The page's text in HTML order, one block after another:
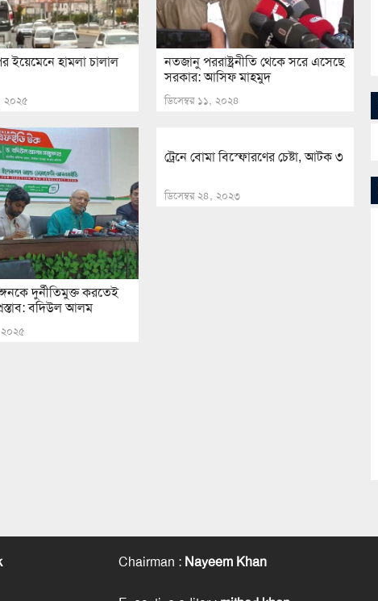
ইয়েমেনে হামলা চালাল
২০২৫
নতজানু পররাষ্ট্রনীতি থেকে সরে এসেছে
সরকার: আসিফ মাহমুদ
ডিসেম্বর ১১, ২০২৪
দুর্নীতিমুক্ত করতেই
বদিউল আলম
২০২৫
ট্রেনে বোমা বিস্ফোরণের চেষ্টা, আটক ৩
ডিসেম্বর ২৪, ২০২৩
Chairman : Nayeem Khan